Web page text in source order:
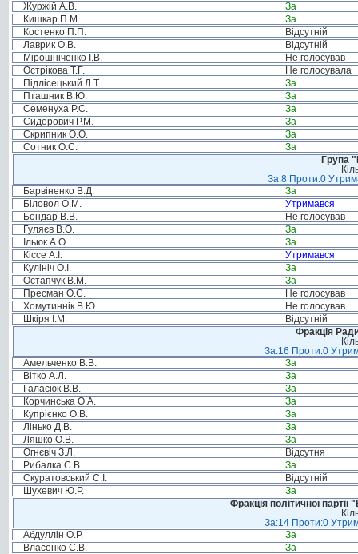
Журжій А.В.
За
Кишкар П.М.
За
Костенко П.П.
Відсутній
Лаврик О.В.
Відсутній
Мірошніченко І.В.
Не голосував
Острікова Т.Г.
Не голосувала
Підлісецький Л.Т.
За
Пташник В.Ю.
За
Семенуха Р.С.
За
Сидорович Р.М.
За
Скрипник О.О.
За
Сотник О.С.
За
Група
За:8 Проти:0
Барвіненко В.Д.
За
Біловол О.М.
Утримався
Бондар В.В.
Не голосував
Гуляєв В.О.
За
Ільюк А.О.
За
Кіссе А.І.
Утримався
Кулініч О.І.
За
Остапчук В.М.
За
Пресман О.С.
Не голосував
Хомутиннік В.Ю.
Не голосував
Шкіря І.М.
Відсутній
Фракція
За:16 Проти:0
Амельченко В.В.
За
Вітко А.Л.
За
Галасюк В.В.
За
Корчинська О.А.
За
Купрієнко О.В.
За
Лінько Д.В.
За
Ляшко О.В.
За
Огнєвіч З.Л.
Відсутня
Рибалка С.В.
За
Скуратовський С.І.
Відсутній
Шухевич Ю.Р.
За
Фракція політичної
За:14 Проти:0
Абдуллін О.Р.
За
Власенко С.В.
За